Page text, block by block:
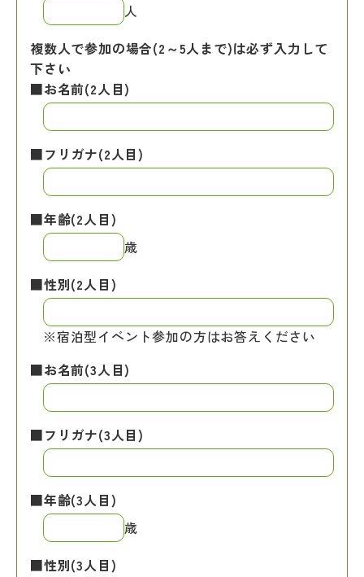
人
複数人で参加の場合(2～5人まで)は必ず入力して
下さい
■お名前(2人目)
■フリガナ(2人目)
■年齢(2人目)
歳
■性別(2人目)
※宿泊型イベント参加の方はお答えください
■お名前(3人目)
■フリガナ(3人目)
■年齢(3人目)
歳
■性別(3人目)